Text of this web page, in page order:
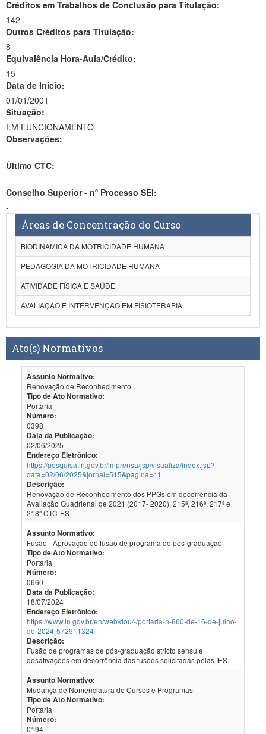
Créditos em Trabalhos de Conclusão para Titulação:
142
Outros Créditos para Titulação:
8
Equivalência Hora-Aula/Crédito:
15
Data de Início:
01/01/2001
Situação:
EM FUNCIONAMENTO
Observações:
-
Último CTC:
-
Conselho Superior - nº Processo SEI:
-
Áreas de Concentração do Curso
BIODINÂMICA DA MOTRICIDADE HUMANA
PEDAGOGIA DA MOTRICIDADE HUMANA
ATIVIDADE FÍSICA E SAÚDE
AVALIAÇÃO E INTERVENÇÃO EM FISIOTERAPIA
Ato(s) Normativos
Assunto Normativo:
Renovação de Reconhecimento
Tipo de Ato Normativo:
Portaria
Número:
0398
Data da Publicação:
02/06/2025
Endereço Eletrônico:
https://pesquisa.in.gov.br/imprensa/jsp/visualiza/index.jsp?
data=02/06/2025&jornal=515&pagina=41
Descrição:
Renovação de Reconhecimento dos PPGs em decorrência da
Avaliação Quadrienal de 2021 (2017- 2020). 215ª, 216ª, 217ª e
218ª CTC-ES
Assunto Normativo:
Fusão - Aprovação de fusão de programa de pós-graduação
Tipo de Ato Normativo:
Portaria
Número:
0660
Data da Publicação:
18/07/2024
Endereço Eletrônico:
https://www.in.gov.br/en/web/dou/-/portaria-n-660-de-16-de-julho-
de-2024-572911324
Descrição:
Fusão de programas de pós-graduação stricto sensu e
desativações em decorrência das fusões solicitadas pelas IES.
Assunto Normativo:
Mudança de Nomenclatura de Cursos e Programas
Tipo de Ato Normativo:
Portaria
Número:
0194